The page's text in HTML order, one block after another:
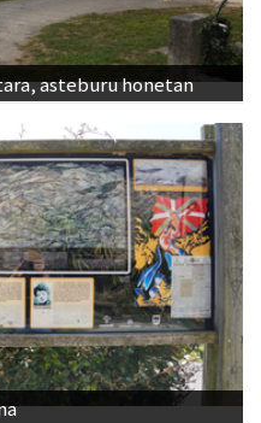
asteburu honetan